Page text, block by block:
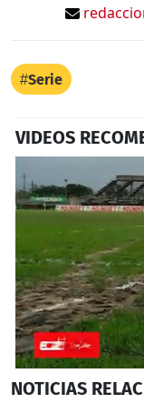
Serie
VIDEOS
seconds
NOTICIAS